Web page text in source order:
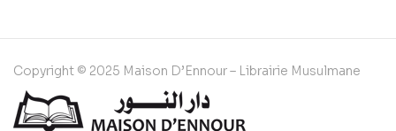
Copyright © 2025 Maison D’Ennour – Librairie Musulmane